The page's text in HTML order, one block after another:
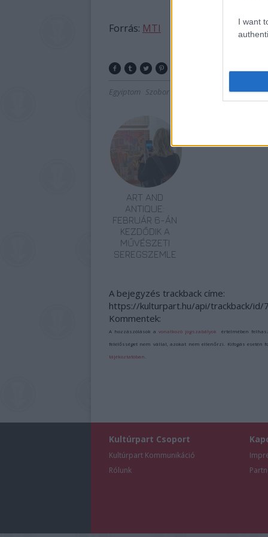
I want
Forrás: MTI
Egyiptom Szobor
ART AND
ANTIQUE:
FEBRUÁR 6-ÁN
KEZDŐDIK A
MŰVÉSZETI
SEREGSZEMLE
A bejegyzés trackback címe:
https://kulturpart.hu/api/trackback/id/
Kommentek:
A hozzászólások avonatkozó jogszabályok értelmében
felelősséget nem vállal, azokat nem ellenőrzi. Kifogás esetén
tájékoztatóban
Kultúrpart Csoport
Kultúrpart Kommunikáció
Rólunk